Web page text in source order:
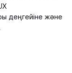
деңгейіне және